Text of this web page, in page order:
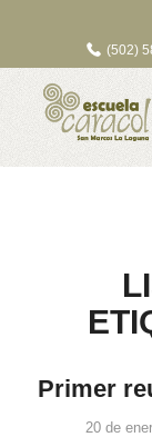
(502)
Primer
20 de